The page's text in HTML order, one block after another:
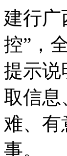
建行广
控”，
提示说
取信息
难、有
事。